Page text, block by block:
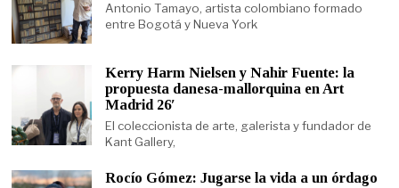
Antonio Tamayo, artista colombiano formado
entre Bogotá y Nueva York
Kerry Harm Nielsen y Nahir Fuente: la
propuesta danesa-mallorquina en Art
Madrid 26′
El coleccionista de arte, galerista y fundador de
Kant Gallery,
Rocío Gómez: Jugarse la vida a un órdago